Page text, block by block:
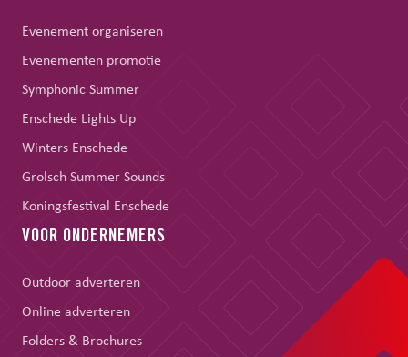
Evenement organiseren
Evenementen promotie
Symphonic Summer
Enschede Lights Up
Winters Enschede
Grolsch Summer Sounds
Koningsfestival Enschede
VOOR ONDERNEMERS
Outdoor adverteren
Online adverteren
Folders & Brochures